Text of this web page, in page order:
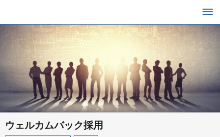
ウェルカムバック採用